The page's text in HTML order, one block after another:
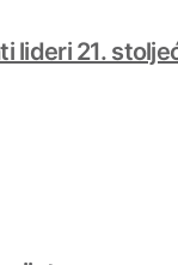
lideri 21.